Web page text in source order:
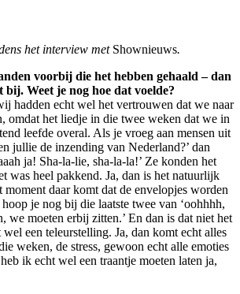
het interview met Shownieuws.
voorbij die het hebben gehaald – dan
Weet je nog hoe dat voelde?
hadden echt wel het vertrouwen dat we naar
omdat het liedje in die twee weken dat we in
leefde overal. Als je vroeg aan mensen uit
jullie de inzending van Nederland?’ dan
ja! Sha-la-lie, sha-la-la!’ Ze konden het
was heel pakkend. Ja, dan is het natuurlijk
moment daar komt dat de envelopjes worden
je nog bij die laatste twee van ‘oohhhh,
we moeten erbij zitten.’ En dan is dat niet het
een teleurstelling. Ja, dan komt echt alles
weken, de stress, gewoon echt alle emoties
ik echt wel een traantje moeten laten ja,